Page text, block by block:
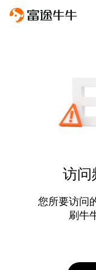
访问
您所要访问
刷牛